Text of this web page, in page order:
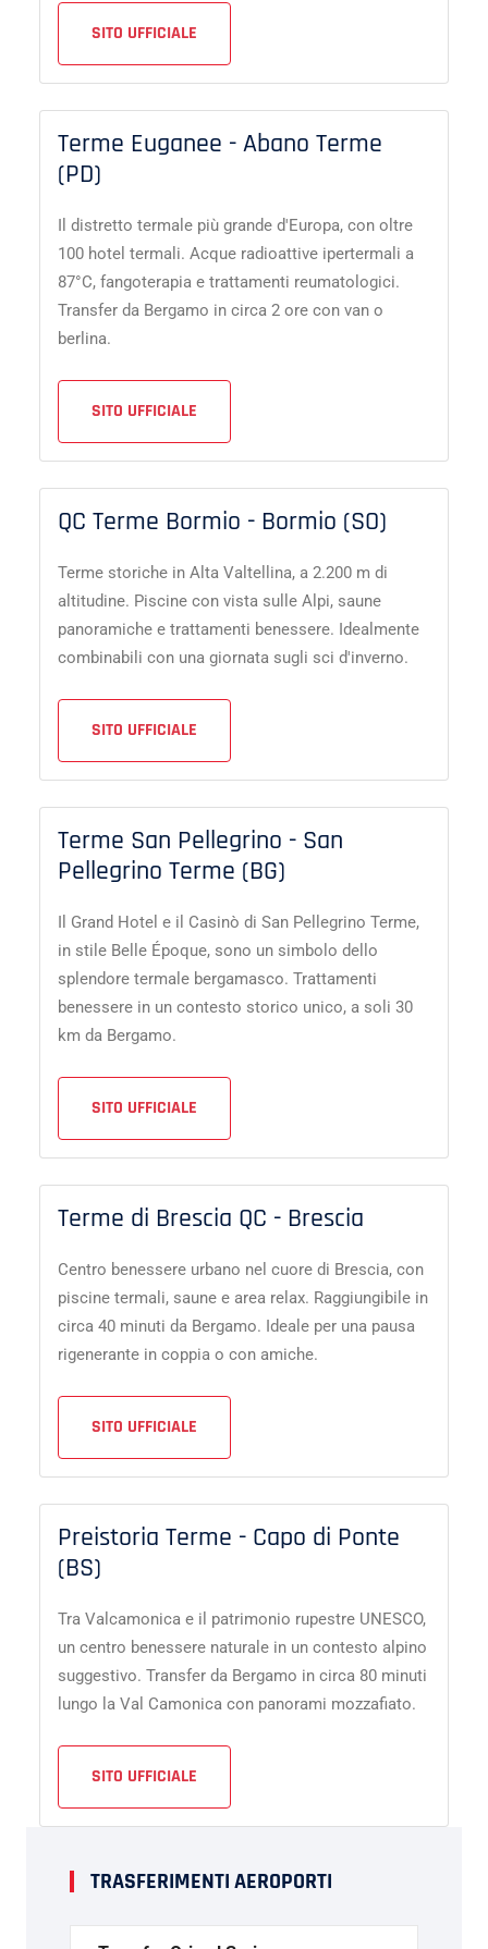
TRASFERIMENTI AEROPORTI
SITO UFFICIALE
Terme Euganee - Abano Terme
(PD)
Il distretto termale più grande d'Europa, con oltre
100 hotel termali. Acque radioattive ipertermali a
87°C, fangoterapia e trattamenti reumatologici.
Transfer da Bergamo in circa 2 ore con van o
berlina.
SITO UFFICIALE
QC Terme Bormio - Bormio (SO)
Terme storiche in Alta Valtellina, a 2.200 m di
altitudine. Piscine con vista sulle Alpi, saune
panoramiche e trattamenti benessere. Idealmente
combinabili con una giornata sugli sci d'inverno.
SITO UFFICIALE
Terme San Pellegrino - San
Pellegrino Terme (BG)
Il Grand Hotel e il Casinò di San Pellegrino Terme,
in stile Belle Époque, sono un simbolo dello
splendore termale bergamasco. Trattamenti
benessere in un contesto storico unico, a soli 30
km da Bergamo.
SITO UFFICIALE
Terme di Brescia QC - Brescia
Centro benessere urbano nel cuore di Brescia, con
piscine termali, saune e area relax. Raggiungibile in
circa 40 minuti da Bergamo. Ideale per una pausa
rigenerante in coppia o con amiche.
SITO UFFICIALE
Preistoria Terme - Capo di Ponte
(BS)
Tra Valcamonica e il patrimonio rupestre UNESCO,
un centro benessere naturale in un contesto alpino
suggestivo. Transfer da Bergamo in circa 80 minuti
lungo la Val Camonica con panorami mozzafiato.
SITO UFFICIALE